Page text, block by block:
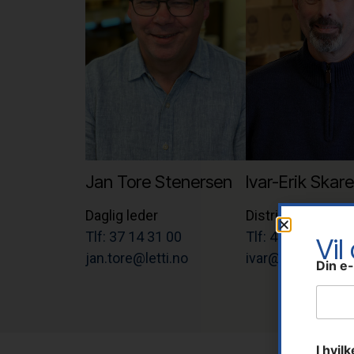
Jan Tore Stenersen
Daglig leder
Tlf: 37 14 31 00
jan.tore@letti.no
Ivar-Erik
Distriktssjef
Tlf: 41 60 39 99
ivar@letti.noVil
Din
I